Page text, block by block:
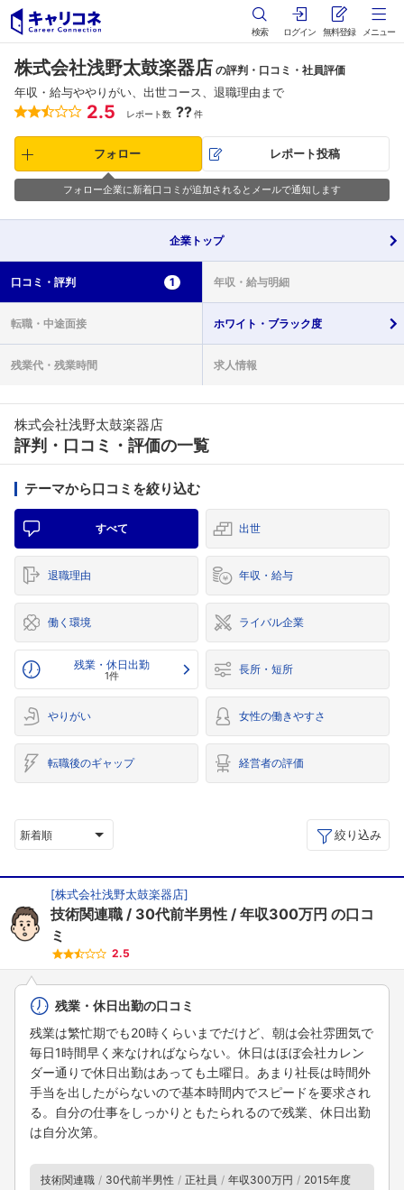
検索 ログイン 無料登録 メニュー
株式会社浅野太鼓楽器店 の評判・口コミ・社員評価
年収・給与ややりがい、出世コース、退職理由まで
2.5 レポート数 ??件
フォロー レポート投稿
フォロー企業に新着口コミが追加されるとメールで通知します
企業 トップ
口コミ・ 評判 1 年収・ 給与明細
転職・ 中途面接 ホワイト・ ブラック度
残業代・ 残業時間 求人情報
株式会社浅野太鼓楽器店
評判・口コミ・評価の一覧
テーマから口コミを絞り込む
すべて 出世
退職理由 年収・給与
働く環境 ライバル企業
残業・休日出勤
1件 長所・短所
やりがい 女性の働きやすさ
転職後のギャップ 経営者の評価
新着順 絞り込み
[株式会社浅野太鼓楽器店]
技術関連職 30代前半男性 年収300万円 の口コ
ミ
2.5
残業・休日出勤の口コミ
残業は繁忙期でも20時くらいまでだけど、朝は会社雰囲気で
毎日1時間早く来なければならない。休日はほぼ会社カレン
ダー通りで休日出勤はあっても土曜日。あまり社長は時間外
手当を出したがらないので基本時間内でスピードを要求され
る。自分の仕事をしっかりともたられるので残業、休日出勤
は自分次第。
技術関連職 30代前半男性 正社員 年収300万円 2015年度